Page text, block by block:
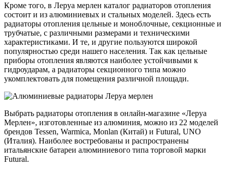
Кроме того, в Леруа мерлен каталог радиаторов отопления
состоит и из алюминиевых и стальных моделей. Здесь есть
радиаторы отопления цельные и моноблочные, секционные и
трубчатые, с различными размерами и техническими
характеристиками. И те, и другие пользуются широкой
популярностью среди нашего населения. Так как цельные
приборы отопления являются наиболее устойчивыми к
гидроударам, а радиаторы секционного типа можно
укомплектовать для помещения различной площади.
Выбрать радиаторы отопления в онлайн-магазине «Леруа
Мерлен», изготовленные из алюминия, можно из 22 моделей
брендов Tessen, Warmica, Monlan (Китай) и Futural, UNO
(Италия). Наиболее востребованы и распространены
итальянские батареи алюминиевого типа торговой марки
Futural.